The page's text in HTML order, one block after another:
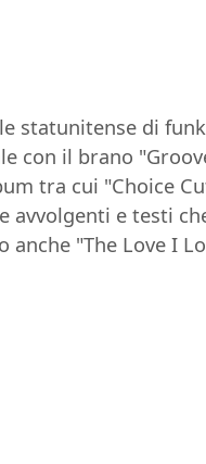
statunitense di
con il brano
tra cui "Choice
avvolgenti e testi
"The Love I